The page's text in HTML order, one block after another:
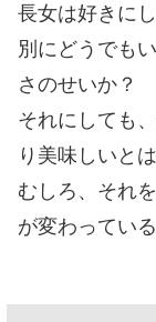
長女は好きに
別にどうでも
さのせいか？
それにしても
り美味しいと
むしろ、それ
が変わってい